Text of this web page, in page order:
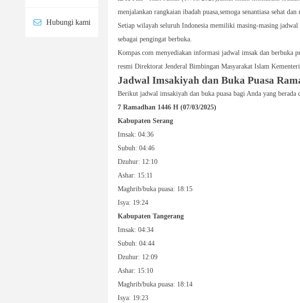
Hubungi kami
menjalankan rangkaian ibadah puasa,semoga senantiasa sehat
Setiap wilayah seluruh Indonesia memiliki masing-masing jadwal
sebagai pengingat berbuka.
Kompas.com menyediakan informasi jadwal imsak dan berbuka
resmi Direktorat Jenderal Bimbingan Masyarakat Islam
Jadwal Imsakiyah dan Buka Puasa
Berikut jadwal imsakiyah dan buka puasa bagi Anda yang berada
7 Ramadhan 1446 H (07/03/2025)
Kabupaten Serang
Imsak: 04:36
Subuh: 04:46
Dzuhur: 12:10
Ashar: 15:11
Maghrib/buka puasa: 18:15
Isya: 19:24
Kabupaten Tangerang
Imsak: 04:34
Subuh: 04:44
Dzuhur: 12:09
Ashar: 15:10
Maghrib/buka puasa: 18:14
Isya: 19:23